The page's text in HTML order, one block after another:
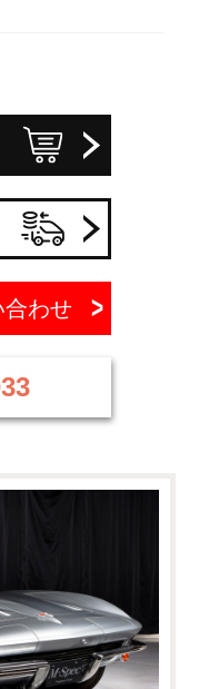
合わせ